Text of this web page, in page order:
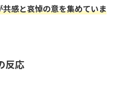
感と哀悼の意を集めていま
反応